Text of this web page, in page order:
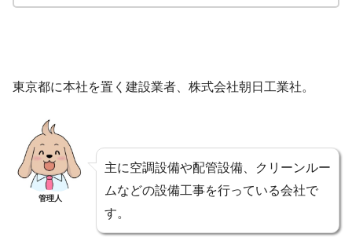
東京都に本社を置く建設業者、株式会社朝日工業社。
管理人
主に空調設備や配管設備、クリーンルー
ムなどの設備工事を行っている会社で
す。